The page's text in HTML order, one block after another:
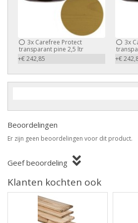
3x Carefree Protect
transparant pine 2,5 ltr
+€ 242,85
3x
+€
Beoordelingen
Er zijn geen beoordelingen voor dit product.
Geef beoordeling
Klanten kochten ook